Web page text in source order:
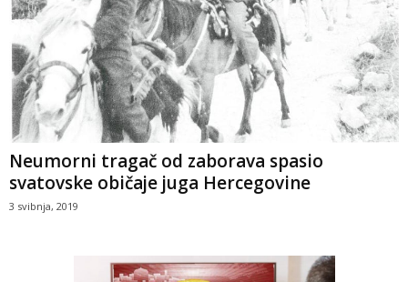
Neumorni tragač od zaborava spasio
svatovske običaje juga Hercegovine
3 svibnja, 2019